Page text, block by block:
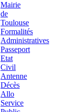
Mairie
de
Toulouse
Formalités
Administratives
Passeport
Etat
Civil
Antenne
Décès
Allo
Service